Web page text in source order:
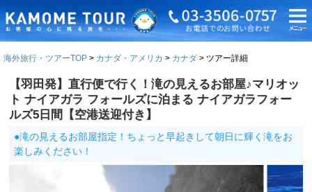
海外旅行・ツアーTOP カナダ・アメリカ カナダ ツアー詳細
【羽田発】直行便で行く！滝の見えるお部屋♪マリオッ
ト ナイアガラ フォールズに泊まる ナイアガラフォー
ルズ5日間【空港送迎付き】
●滝の見えるお部屋指定！ちょっと早起きして朝日に輝く滝をお
楽しみください！